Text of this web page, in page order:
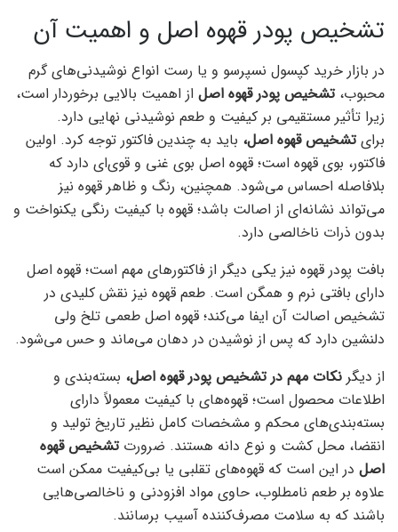
تشخیص پودر قهوه اصل و اهمیت آن
در بازار خرید کپسول نسپرسو و یا رست انواع نوشیدنی‌های گرم
محبوب،تشخیص پودر قهوه اصل از اهمیت بالایی برخوردار است،
زیرا تأثیر مستقیمی بر کیفیت و طعم نوشیدنی نهایی دارد.
برایتشخیص قهوه اصل، باید به چندین فاکتور توجه کرد. اولین
فاکتور، بوی قهوه است؛ قهوه اصل بوی غنی و قوی‌ای دارد که
بلافاصله احساس می‌شود. همچنین، رنگ و ظاهر قهوه نیز
می‌تواند نشانه‌ای از اصالت باشد؛ قهوه با کیفیت رنگی یکنواخت و
بدون ذرات ناخالصی دارد.
بافت پودر قهوه نیز یکی دیگر از فاکتورهای مهم است؛ قهوه اصل
دارای بافتی نرم و همگن است. طعم قهوه نیز نقش کلیدی در
تشخیص اصالت آن ایفا می‌کند؛ قهوه اصل طعمی تلخ ولی
دلنشین دارد که پس از نوشیدن در دهان می‌ماند و حس می‌شود.
از دیگر نکات مهم در تشخیص پودر قهوه اصل، بسته‌بندی و
اطلاعات محصول است؛ قهوه‌های با کیفیت معمولاً دارای
بسته‌بندی‌های محکم و مشخصات کامل نظیر تاریخ تولید و
انقضا، محل کشت و نوع دانه هستند. ضرورتتشخیص قهوه
اصل در این است که قهوه‌های تقلبی یا بی‌کیفیت ممکن است
علاوه بر طعم نامطلوب، حاوی مواد افزودنی و ناخالصی‌هایی
باشند که به سلامت مصرف‌کننده آسیب برسانند.